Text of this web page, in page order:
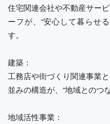
住宅関連会社や不動産サー
ーフが、“安心して暮らせ
す。
建築：
工務店や街づくり関連事業
並みの構造が、“地域とのつ
地域活性事業：